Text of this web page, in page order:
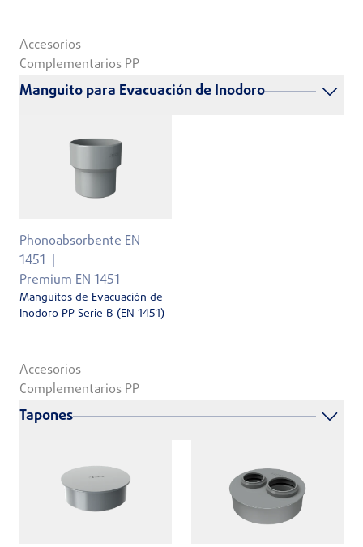
Accesorios
Complementarios PP
Manguito para Evacuación de Inodoro
Phonoabsorbente EN
1451
Premium EN 1451
Manguitos de Evacuación de
Inodoro PP Serie B (EN 1451)
Accesorios
Complementarios PP
Tapones